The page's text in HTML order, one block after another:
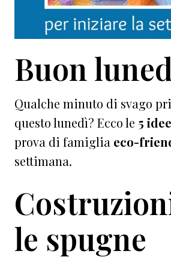
Buon
Qualche minuto di svago
questo lunedì? Ecco le 5 idee
prova di famiglia eco-
settimana.
le spugne